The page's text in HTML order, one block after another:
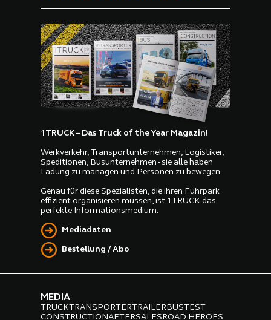
1TRUCK – Das Truck of the Year Magazin!
Werkverkehr, Transportunternehmen, Logistiker,
Speditionen, Busunternehmen - sie alle haben
Ladung zu managen und Personen zu bewegen.
Genau für diese Spezialisten, die ihren Fuhrpark
effizient organisieren müssen, ist 1TRUCK das
perfekte Informationsmedium.
Mediadaten
Bestellung / Abo
MEDIA
TRUCKTRANSPORTERTRAILERBUSTEST
CONSTRUCTIONAFTERSALESROAD HEROES